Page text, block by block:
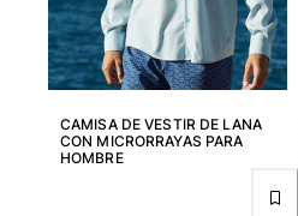
CAMISA DE VESTIR DE LANA
CON MICRORRAYAS PARA
HOMBRE